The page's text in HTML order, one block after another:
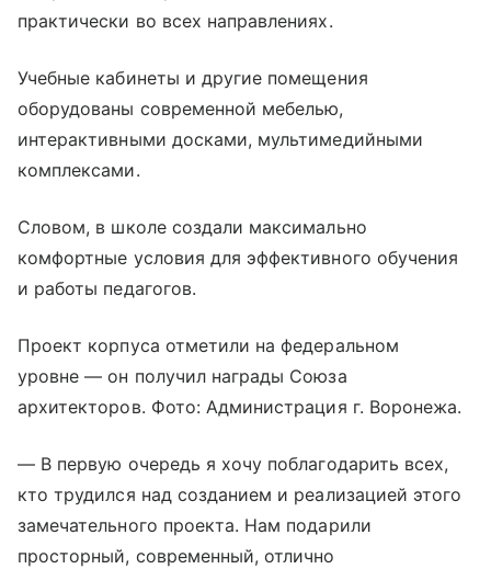
практически во всех направлениях.
Учебные кабинеты и другие помещения
оборудованы современной мебелью,
интерактивными досками, мультимедийными
комплексами.
Словом, в школе создали максимально
комфортные условия для эффективного обучения
и работы педагогов.
Проект корпуса отметили на федеральном
уровне — он получил награды Союза
архитекторов. Фото: Администрация г. Воронежа.
— В первую очередь я хочу поблагодарить всех,
кто трудился над созданием и реализацией этого
замечательного проекта. Нам подарили
просторный, современный, отлично